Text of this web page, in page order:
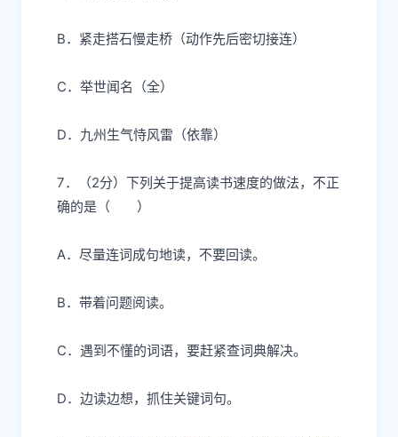
B． 紧走搭石慢走桥（动作先后密切接连）
C． 举世闻名（全）
D．九州生气恃风雷（依靠）
7．（2分） 下列关于提高读书速度的做法，不正
确的是（ ）
A．尽量连词成句地读，不要回读。
B．带着问题阅读。
C．遇到不懂的词语，要赶紧查词典解决。
D．边读边想，抓住关键词句。